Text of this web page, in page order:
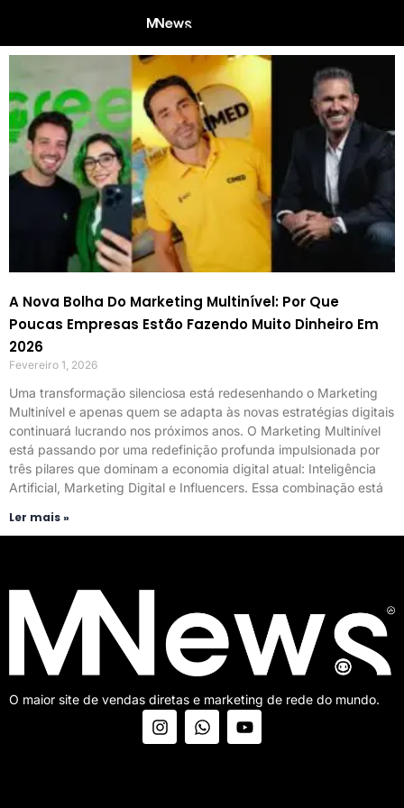
A Nova Bolha Do Marketing Multinível: Por Que
Poucas Empresas Estão Fazendo Muito Dinheiro Em
2026
Fevereiro 1, 2026
Uma transformação silenciosa está redesenhando o Marketing
Multinível e apenas quem se adapta às novas estratégias digitais
continuará lucrando nos próximos anos. O Marketing Multinível
está passando por uma redefinição profunda impulsionada por
três pilares que dominam a economia digital atual: Inteligência
Artificial, Marketing Digital e Influencers. Essa combinação está
Ler mais »
O maior site de vendas diretas e marketing de rede do mundo.